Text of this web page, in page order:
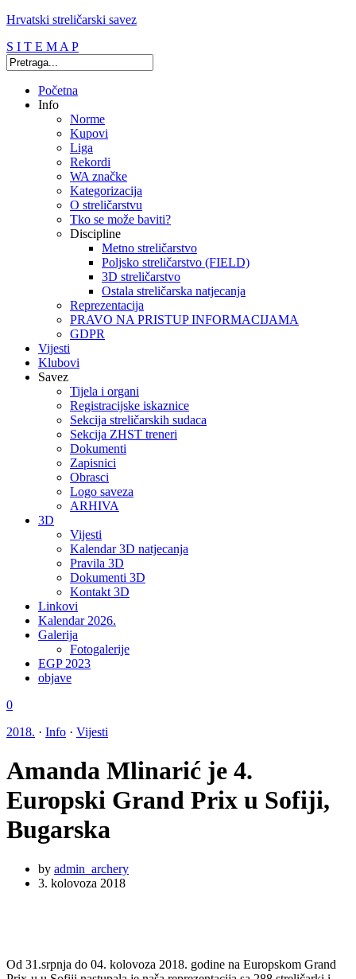
Hrvatski streličarski savez
S I T E M A P
Početna
Info
Norme
Kupovi
Liga
Rekordi
WA značke
Kategorizacija
O streličarstvu
Tko se može baviti?
Discipline
Metno streličarstvo
Poljsko streličarstvo (FIELD)
3D streličarstvo
Ostala streličarska natjecanja
Reprezentacija
PRAVO NA PRISTUP INFORMACIJAMA
GDPR
Vijesti
Klubovi
Savez
Tijela i organi
Registracijske iskaznice
Sekcija streličarskih sudaca
Sekcija ZHST treneri
Dokumenti
Zapisnici
Obrasci
Logo saveza
ARHIVA
3D
Vijesti
Kalendar 3D natjecanja
Pravila 3D
Dokumenti 3D
Kontakt 3D
Linkovi
Kalendar 2026.
Galerija
Fotogalerije
EGP 2023
objave
0
2018. · Info · Vijesti
Amanda Mlinarić je 4.
Europski Grand Prix u Sofiji,
Bugarska
by admin_archery
3. kolovoza 2018
Od 31.srpnja do 04. kolovoza 2018. godine na Europskom Grand